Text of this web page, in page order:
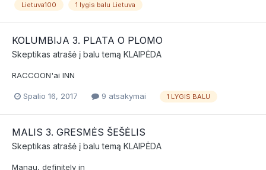
Lietuva100 1 lygis balu Lietuva
KOLUMBIJA 3. PLATA O PLOMO
Skeptikas atrašė į balu temą KLAIPĖDA
RACCOON'ai INN
Spalio 16, 2017 9 atsakymai 1 LYGIS BALU
MALIS 3. GRESMĖS ŠEŠĖLIS
Skeptikas atrašė į balu temą KLAIPĖDA
Manau, definitely in